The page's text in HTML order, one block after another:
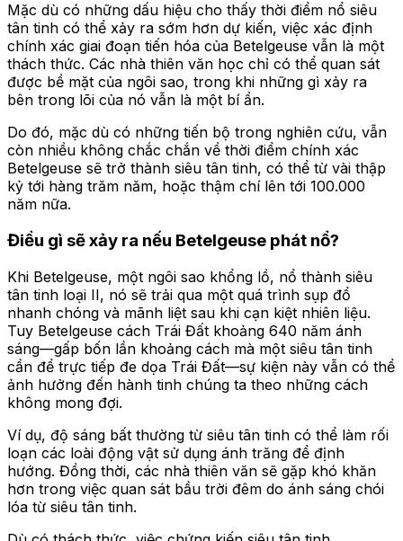
Mặc dù có những dấu hiệu cho thấy thời điểm nổ siêu
tân tinh có thể xảy ra sớm hơn dự kiến, việc xác định
chính xác giai đoạn tiến hóa của Betelgeuse vẫn là một
thách thức. Các nhà thiên văn học chỉ có thể quan sát
được bề mặt của ngôi sao, trong khi những gì xảy ra
bên trong lõi của nó vẫn là một bí ẩn.
Do đó, mặc dù có những tiến bộ trong nghiên cứu, vẫn
còn nhiều không chắc chắn về thời điểm chính xác
Betelgeuse sẽ trở thành siêu tân tinh, có thể từ vài thập
kỷ tới hàng trăm năm, hoặc thậm chí lên tới 100.000
năm nữa.
Điều gì sẽ xảy ra nếu Betelgeuse phát nổ?
Khi Betelgeuse, một ngôi sao khổng lồ, nổ thành siêu
tân tinh loại II, nó sẽ trải qua một quá trình sụp đổ
nhanh chóng và mãnh liệt sau khi cạn kiệt nhiên liệu.
Tuy Betelgeuse cách Trái Đất khoảng 640 năm ánh
sáng—gấp bốn lần khoảng cách mà một siêu tân tinh
cần để trực tiếp đe dọa Trái Đất—sự kiện này vẫn có thể
ảnh hưởng đến hành tinh chúng ta theo những cách
không mong đợi.
Ví dụ, độ sáng bất thường từ siêu tân tinh có thể làm rối
loạn các loài động vật sử dụng ánh trăng để định
hướng. Đồng thời, các nhà thiên văn sẽ gặp khó khăn
hơn trong việc quan sát bầu trời đêm do ánh sáng chói
lóa từ siêu tân tinh.